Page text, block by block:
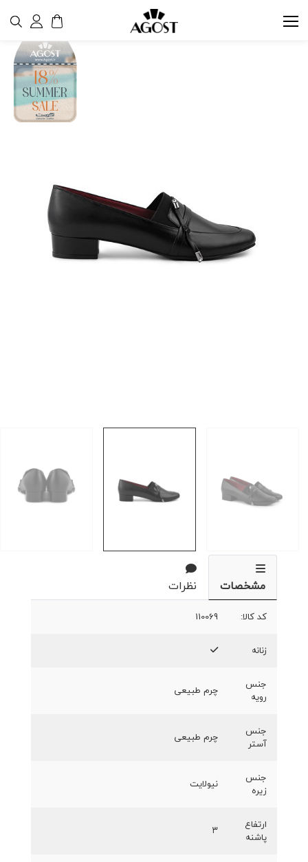
مشخصات نظرات
کد کالا: 110069
زنانه
جنس
رویه
چرم طبیعی
جنس
آستر
چرم طبیعی
جنس
زیره
نیولایت
ارتفاع
پاشنه
۳